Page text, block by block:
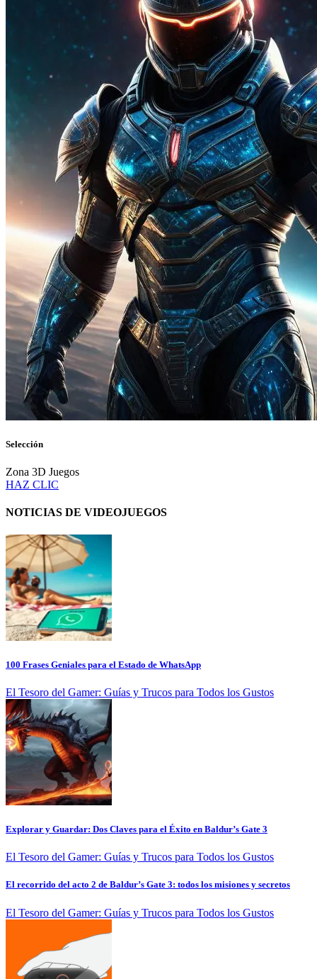
Selección
Zona 3D Juegos
HAZ CLIC
NOTICIAS DE VIDEOJUEGOS
100 Frases Geniales para el Estado de WhatsApp
El Tesoro del Gamer: Guías y Trucos para Todos los Gustos
Explorar y Guardar: Dos Claves para el Éxito en Baldur’s Gate 3
El Tesoro del Gamer: Guías y Trucos para Todos los Gustos
El recorrido del acto 2 de Baldur’s Gate 3: todos los misiones y secretos
El Tesoro del Gamer: Guías y Trucos para Todos los Gustos